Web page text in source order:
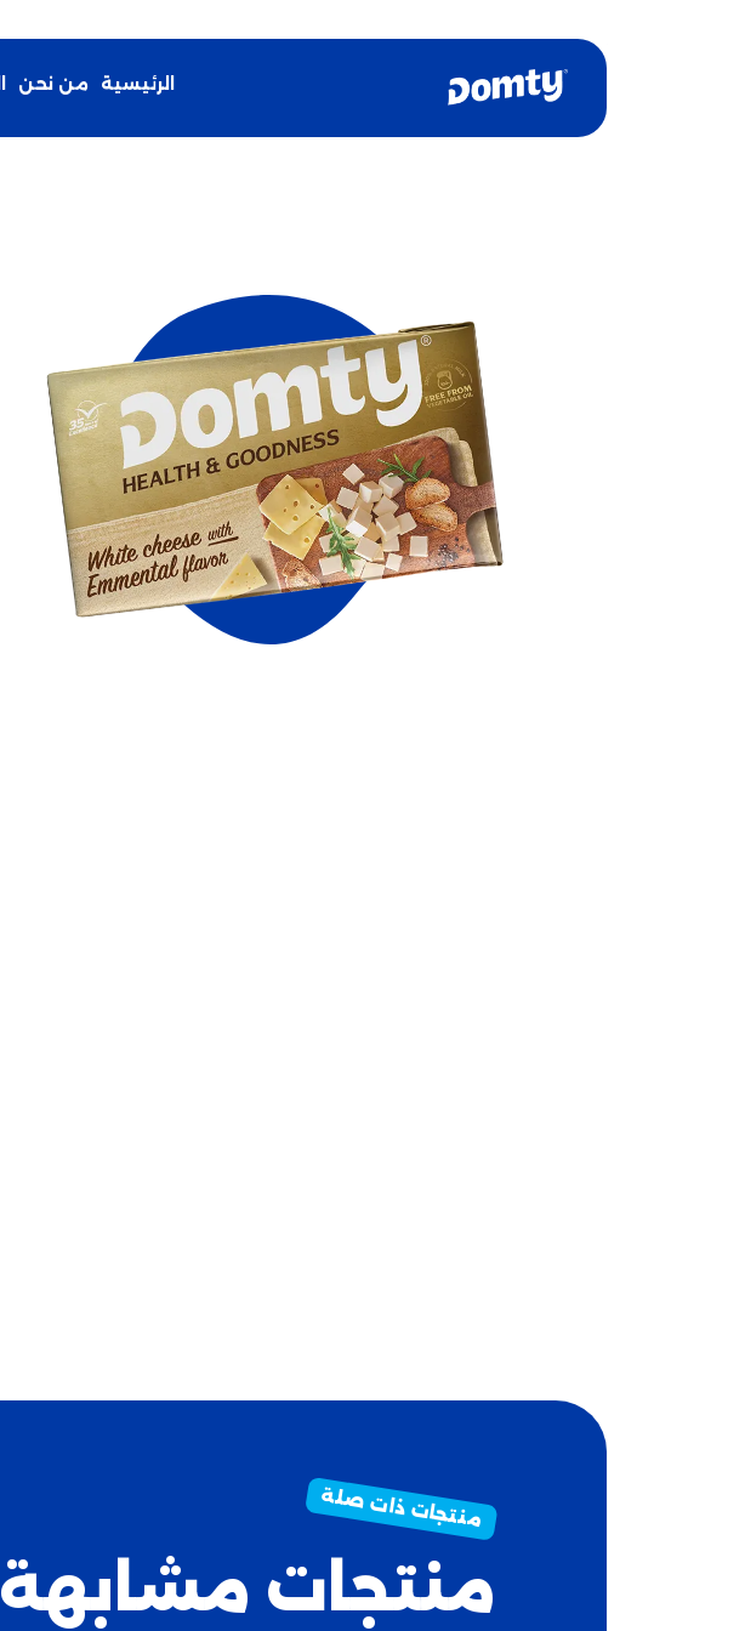
الرئيسية من نحن
منتجات مشابهة